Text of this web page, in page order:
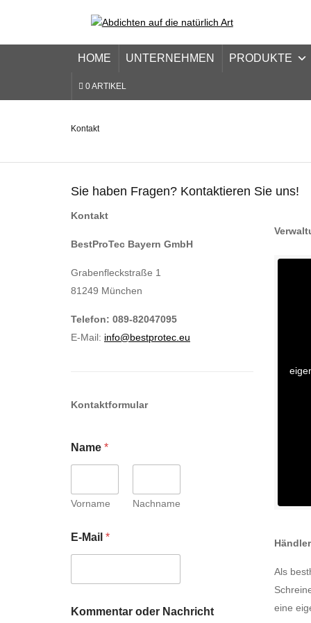
Skip
content
HOME UNTERNEHMEN PRODUKTE
0 ARTIKEL
Kontakt
Sie haben Fragen? Kontaktieren Sie uns!
Kontakt
BestProTec Bayern GmbH
Grabenfleckstraße 1
81249 München
Telefon: 089-82047095
E-Mail: info@bestprotec.eu
Kontaktformular
Name *
Vorname Nachname
E-Mail *
aKommentar oder Nachricht
Als
eine